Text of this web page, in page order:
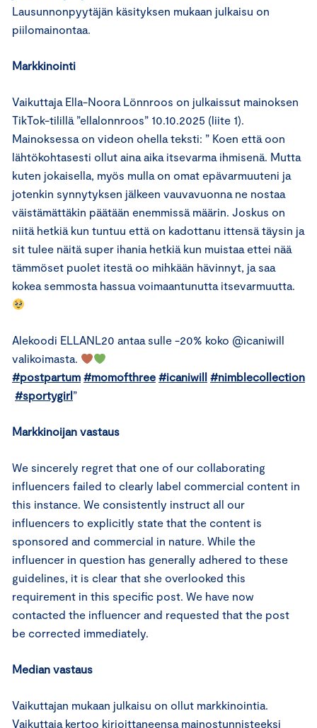
Lausunnonpyytäjän käsityksen mukaan julkaisu on
piilomainontaa.
Markkinointi
Vaikuttaja Ella-Noora Lönnroos on julkaissut mainoksen
TikTok-tilillä ”ellalonnroos” 10.10.2025 (liite 1).
Mainoksessa on videon ohella teksti: ” Koen että oon
lähtökohtasesti ollut aina aika itsevarma ihmisenä. Mutta
kuten jokaisella, myös mulla on omat epävarmuuteni ja
jotenkin synnytyksen jälkeen vauvavuonna ne nostaa
väistämättäkin päätään enemmissä määrin. Joskus on
niitä hetkiä kun tuntuu että on kadottanu ittensä täysin ja
sit tulee näitä super ihania hetkiä kun muistaa ettei nää
tämmöset puolet itestä oo mihkään hävinnyt, ja saa
kokea semmosta hassua voimaantunutta itsevarmuutta.
Alekoodi ELLANL20 antaa sulle -20% koko @icaniwill
valikoimasta.
#postpartum #momofthree #icaniwill #nimblecollection
#sportygirl”
Markkinoijan vastaus
We sincerely regret that one of our collaborating
influencers failed to clearly label commercial content in
this instance. We consistently instruct all our
influencers to explicitly state that the content is
sponsored and commercial in nature. While the
influencer in question has generally adhered to these
guidelines, it is clear that she overlooked this
requirement in this specific post. We have now
contacted the influencer and requested that the post
be corrected immediately.
Median vastaus
Vaikuttajan mukaan julkaisu on ollut markkinointia.
Vaikuttaja kertoo kirjoittaneensa mainostunnisteeksi